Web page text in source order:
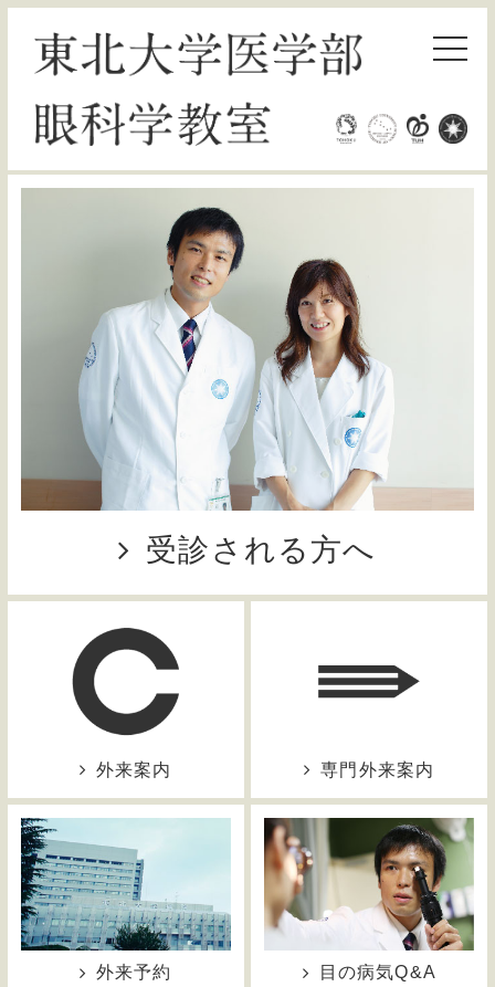
受診される方へ
外来案内 専門外来案内
外来予約 目の病気Q&A